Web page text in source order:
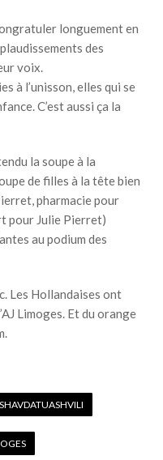
longuement en
des
voix.
à l’unisson, elles qui se
C’est aussi ça la
la soupe à la
de filles à la tête bien
pharmacie pour
pour Julie Pierret)
au podium des
Les Hollandaises ont
Limoges. Et du orange